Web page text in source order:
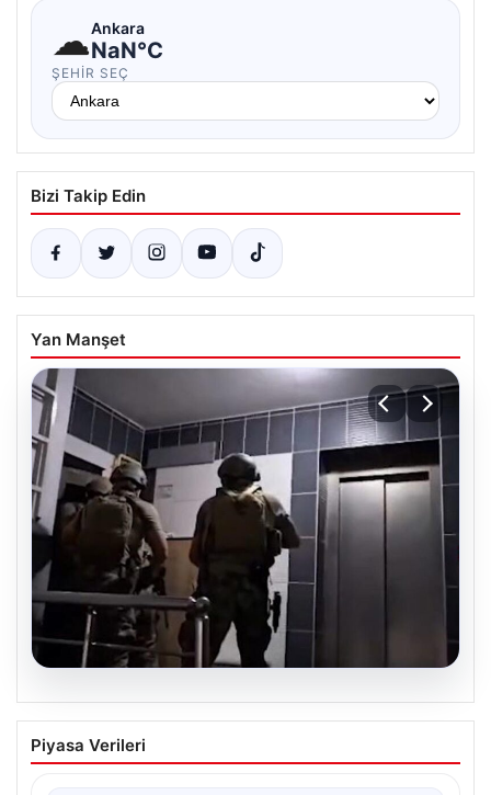
☁Ankara
NaN°C
ŞEHIR SEÇ
Bizi Takip Edin
Yan Manşet
İntihar Mektubuyla Ortaya Çıkan
Tefecilik Şebekesi Çökertildi: Milyarlık
Piyasa Verileri